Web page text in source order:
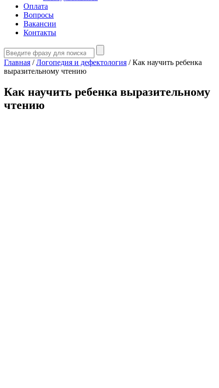
Оплата
Вопросы
Вакансии
Контакты
Главная / Логопедия и дефектология / Как научить ребенка
выразительному чтению
Как научить ребенка выразительному
чтению